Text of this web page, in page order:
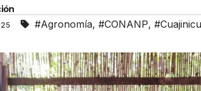
#Agronomía, #CONANP,